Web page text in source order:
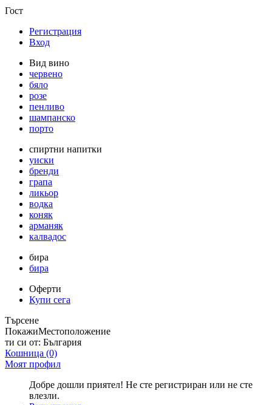
Гост
Регистрация
Вход
Вид вино
червено
бяло
розе
пенливо
шампанско
порто
спиртни напитки
уиски
бренди
грапа
ликьор
водка
коняк
арманяк
калвадос
бира
бира
Оферти
Купи сега
Търсене
ПокажиМестоположение
ти си от: България
Кошница (0)
Моят профил
Добре дошли приятел! Не сте регистриран или не сте
влезли.